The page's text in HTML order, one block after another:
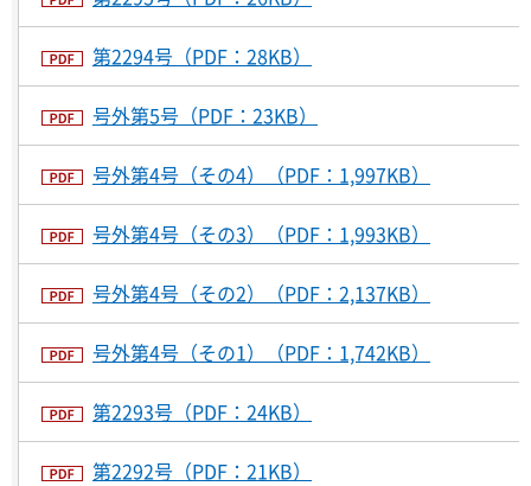
第2294号（PDF：28KB）
号外第5号（PDF：23KB）
号外第4号（その4）（PDF：1,997KB）
号外第4号（その3）（PDF：1,993KB）
号外第4号（その2）（PDF：2,137KB）
号外第4号（その1）（PDF：1,742KB）
第2293号（PDF：24KB）
第2292号（PDF：21KB）